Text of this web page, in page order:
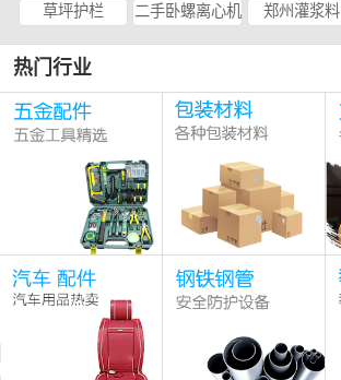
草坪护栏
二手卧螺离心机 郑州灌浆料
热门行业